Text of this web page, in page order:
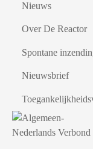
Nieuws
Over De Reactor
Spontane
Nieuwsbrief